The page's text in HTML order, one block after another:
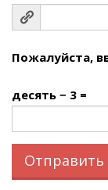
Пожалуйста,
десять − 3 =